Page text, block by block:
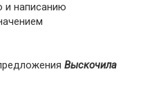
и написанию
Выскочила